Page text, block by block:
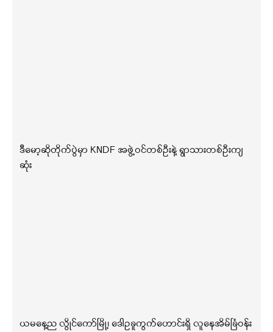
ဒီမော့ဆိုတိုက်ပွဲမှာ KNDF အဖွဲ့ဝင်တစ်ဦးနဲ့ ရွာသားတစ်ဦးကျ
ဆုံး
ယမနေ့ည လွိုင်ကော်မြို့၊ ဒေါဥခူကွက်ဟောင်းရှိ လူနေအိမ်ခြံဝန်း